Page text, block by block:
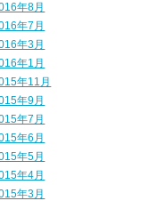
年8月
年7月
年3月
年1月
年11月
年9月
年7月
年6月
年5月
年4月
年3月